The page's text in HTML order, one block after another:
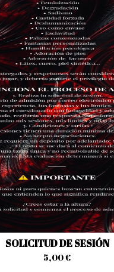
SOLICITUD DE SESIÓN
5,00€